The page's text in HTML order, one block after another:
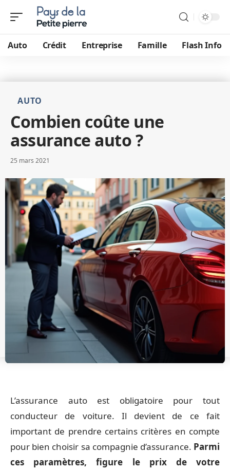
Auto Crédit Entreprise Famille Flash Info
AUTO
Combien coûte une
assurance auto ?
25 mars 2021
L’assurance auto est obligatoire pour tout
conducteur de voiture. Il devient de ce fait
important de prendre certains critères en compte
pour bien choisir sa compagnie d’assurance. Parmi
ces paramètres, figure le prix de votre